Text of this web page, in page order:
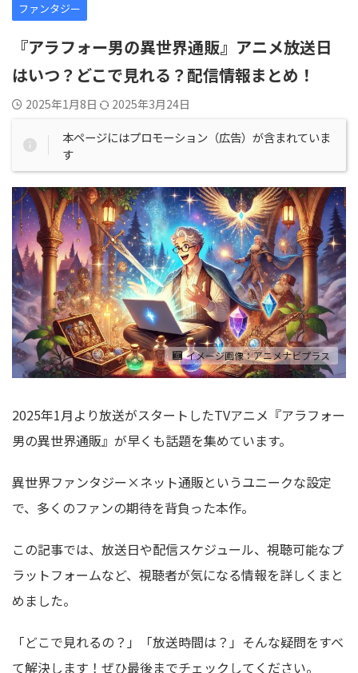
ファンタジー
『アラフォー男の異世界通販』アニメ放送日
はいつ？どこで見れる？配信情報まとめ！
2025年1月8日 2025年3月24日
本ページにはプロモーション（広告）が含まれていま
す
イメージ画像：アニメナビプラス
2025年1月より放送がスタートしたTVアニメ『アラフォー
男の異世界通販』が早くも話題を集めています。
異世界ファンタジー×ネット通販というユニークな設定
で、多くのファンの期待を背負った本作。
この記事では、放送日や配信スケジュール、視聴可能なプ
ラットフォームなど、視聴者が気になる情報を詳しくまと
めました。
「どこで見れるの？」「放送時間は？」そんな疑問をすべ
て解決します！ぜひ最後までチェックしてください。